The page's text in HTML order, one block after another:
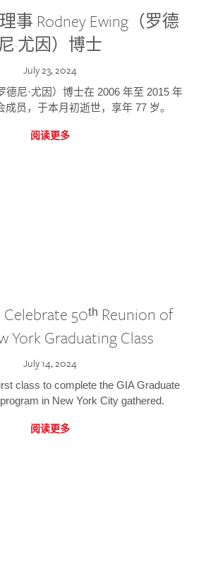
事 Rodney Ewing（罗德
尼·尤因）博士
July 23, 2024
德尼·尤因）博士在 2006 年至 2015 年
成员，于本月初逝世，享年 77 岁。
阅读更多
50ᵗʰ Reunion of
York Graduating Class
July 14, 2024
class to complete the GIA Graduate
in New York City gathered.
阅读更多